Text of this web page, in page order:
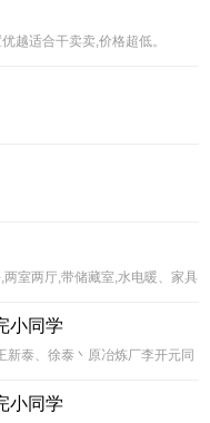
越适合干卖卖,价格超低。
室两厅,带储藏室,水电暖、家具
小同学
新泰、徐泰丶原冶炼厂李开元同
小同学